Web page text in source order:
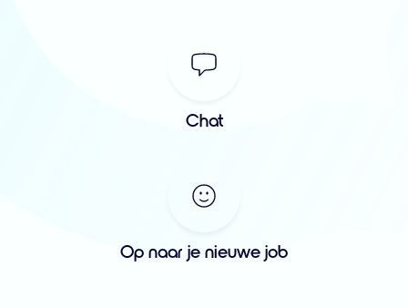
Chat
Op naar je nieuwe job